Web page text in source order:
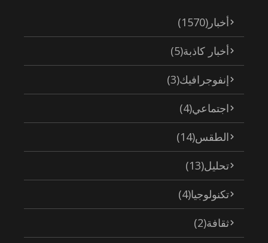
أخبار (1570)
أخبار كاذبة(5)
إنفوجرافيك(3)
اجتماعي(4)
الطقس(14)
تحليل(13)
تكنولوجيا(4)
ثقافة(2)